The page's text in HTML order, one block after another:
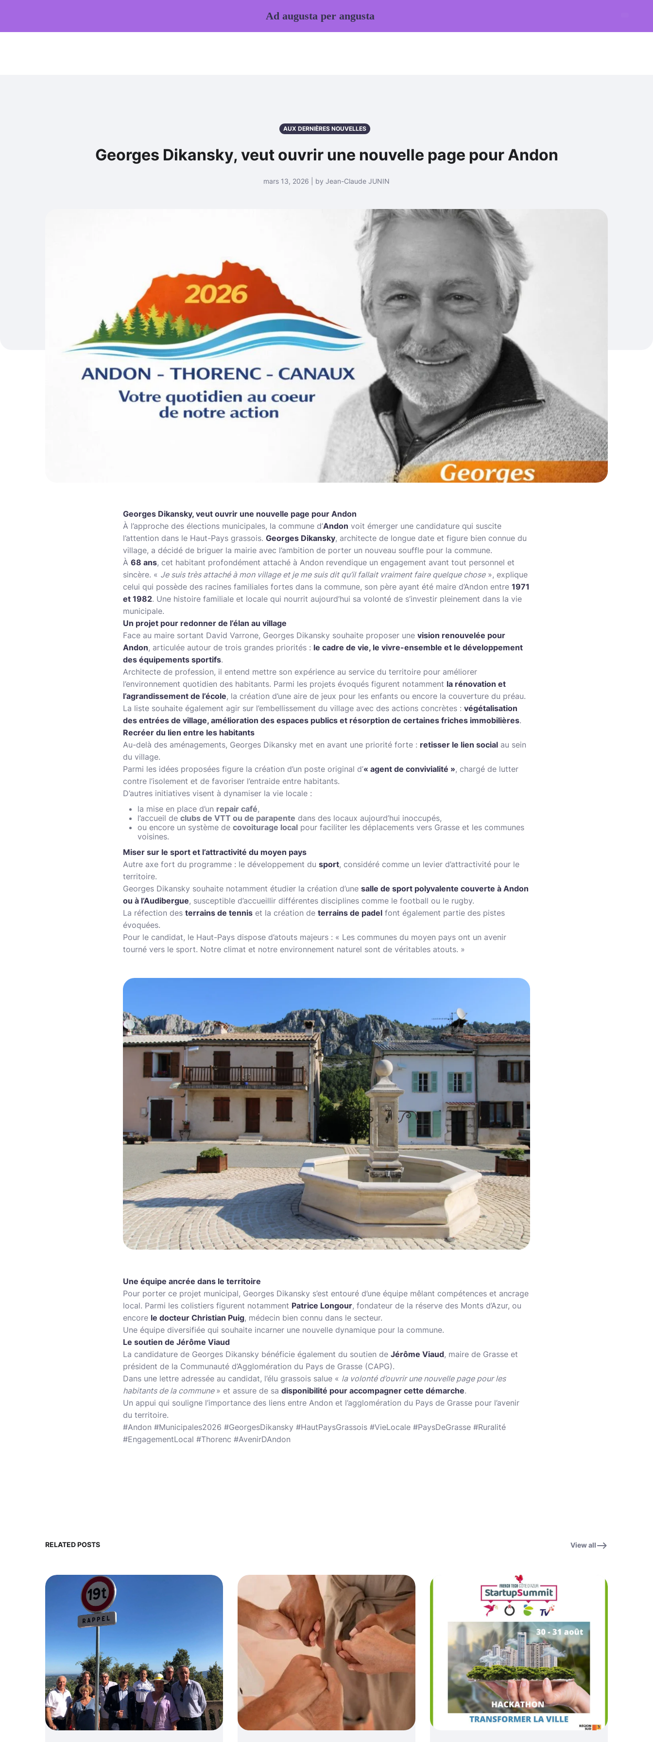
AUX DERNIÈRES NOUVELLES
Georges Dikansky, veut ouvrir une nouvelle page pour Andon
mars 13, 2026 | by Jean-Claude JUNIN
Georges Dikansky, veut ouvrir une nouvelle page pour Andon
À l’approche des élections municipales, la commune d’Andon voit émerger une candidature qui suscite
l’attention dans le Haut-Pays grassois. Georges Dikansky, architecte de longue date et figure bien connue du
village, a décidé de briguer la mairie avec l’ambition de porter un nouveau souffle pour la commune.
À 68 ans, cet habitant profondément attaché à Andon revendique un engagement avant tout personnel et
sincère. « Je suis très attaché à mon village et je me suis dit qu’il fallait vraiment faire quelque chose», explique
celui qui possède des racines familiales fortes dans la commune, son père ayant été maire d’Andon entre 1971
et 1982. Une histoire familiale et locale qui nourrit aujourd’hui sa volonté de s’investir pleinement dans la vie
municipale.
Un projet pour redonner de l’élan au village
Face au maire sortant David Varrone, Georges Dikansky souhaite proposer une vision renouvelée pour
Andon, articulée autour de trois grandes priorités : le cadre de vie, le vivre-ensemble et le développement
des équipements sportifs.
Architecte de profession, il entend mettre son expérience au service du territoire pour améliorer
l’environnement quotidien des habitants. Parmi les projets évoqués figurent notamment la rénovation et
l’agrandissement de l’école, la création d’une aire de jeux pour les enfants ou encore la couverture du préau.
La liste souhaite également agir sur l’embellissement du village avec des actions concrètes : végétalisation
des entrées de village, amélioration des espaces publics et résorption de certaines friches immobilières.
Recréer du lien entre les habitants
Au-delà des aménagements, Georges Dikansky met en avant une priorité forte : retisser le lien social au sein
du village.
Parmi les idées proposées figure la création d’un poste original d’« agent de convivialité », chargé de lutter
contre l’isolement et de favoriser l’entraide entre habitants.
D’autres initiatives visent à dynamiser la vie locale :
la mise en place d’un repair café,
l’accueil de clubs de VTT ou de parapente dans des locaux aujourd’hui inoccupés,
ou encore un système de covoiturage local pour faciliter les déplacements vers Grasse et les communes
voisines.
Miser sur le sport et l’attractivité du moyen pays
Autre axe fort du programme : le développement du sport, considéré comme un levier d’attractivité pour le
territoire.
Georges Dikansky souhaite notamment étudier la création d’une salle de sport polyvalente couverte à Andon
ou à l’Audibergue, susceptible d’accueillir différentes disciplines comme le football ou le rugby.
La réfection des terrains de tennis et la création de terrains de padel font également partie des pistes
évoquées.
Pour le candidat, le Haut-Pays dispose d’atouts majeurs : « Les communes du moyen pays ont un avenir
tourné vers le sport. Notre climat et notre environnement naturel sont de véritables atouts. »
Une équipe ancrée dans le territoire
Pour porter ce projet municipal, Georges Dikansky s’est entouré d’une équipe mêlant compétences et ancrage
local. Parmi les colistiers figurent notamment Patrice Longour, fondateur de la réserve des Monts d’Azur, ou
encore le docteur Christian Puig, médecin bien connu dans le secteur.
Une équipe diversifiée qui souhaite incarner une nouvelle dynamique pour la commune.
Le soutien de Jérôme Viaud
La candidature de Georges Dikansky bénéficie également du soutien de Jérôme Viaud, maire de Grasse et
président de la Communauté d’Agglomération du Pays de Grasse (CAPG).
Dans une lettre adressée au candidat, l’élu grassois salue « la volonté d’ouvrir une nouvelle page pour les
habitants de la commune » et assure de sa disponibilité pour accompagner cette démarche.
Un appui qui souligne l’importance des liens entre Andon et l’agglomération du Pays de Grasse pour l’avenir
du territoire.
#Andon #Municipales2026 #GeorgesDikansky #HautPaysGrassois #VieLocale #PaysDeGrasse #Ruralité
#EngagementLocal #Thorenc #AvenirDAndon
RELATED POSTS View all
Ad augusta per angusta